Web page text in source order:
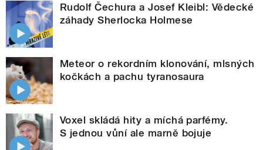
Rudolf Čechura a Josef Kleibl: Vědecké
záhady Sherlocka Holmese
Meteor o rekordním klonování, mlsných
kočkách a pachu tyranosaura
Voxel skládá hity a míchá parfémy.
S jednou vůní ale marně bojuje